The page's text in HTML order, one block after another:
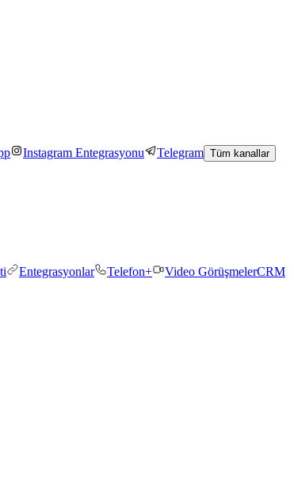
Instagram Entegrasyonu Telegram Tüm kanallar
Entegrasyonlar Telefon+ Video GörüşmelerCRM